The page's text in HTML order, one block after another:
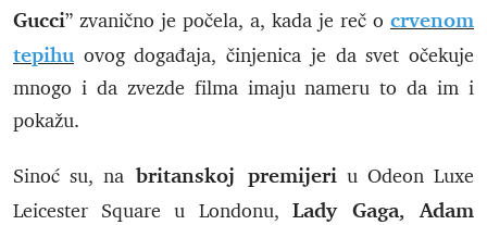
Gucci” zvanično je počela, a, kada je reč o crvenom
tepihu ovog događaja, činjenica je da svet očekuje
mnogo i da zvezde filma imaju nameru to da im i
pokažu.
Sinoć su, na britanskoj premijeriu Odeon Luxe
Leicester Square u Londonu, Lady Gaga, Adam